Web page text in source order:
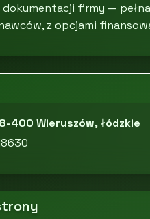
firmy —
z opcjami
400 Wieruszów, łódzkie